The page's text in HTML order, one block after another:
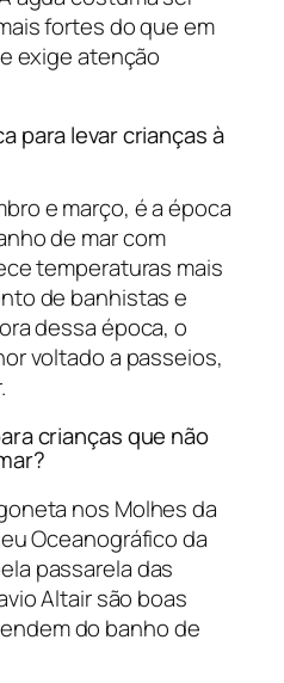
fortes do que em
exige atenção
para levar crianças à
e março, é a época
de mar com
temperaturas mais
de banhistas e
dessa época, o
voltado a passeios,
crianças que não
nos Molhes da
Oceanográfico da
passarela das
Altair são boas
do banho de